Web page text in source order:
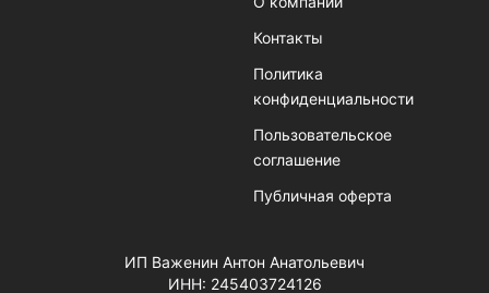
Контакты
Политика
конфиденциальности
Пользовательское
соглашение
Публичная оферта
ИП Важенин Антон Анатольевич
ИНН: 245403724126